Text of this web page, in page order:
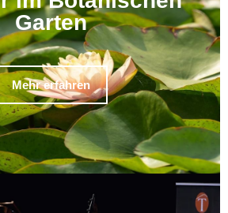
Garten
Mehr erfahren